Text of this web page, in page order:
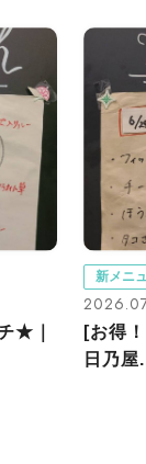
★｜
新メニ
[お得
日乃屋